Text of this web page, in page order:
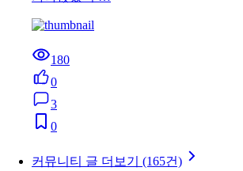
180
0
3
0
커뮤니티 글 더보기 (165건)